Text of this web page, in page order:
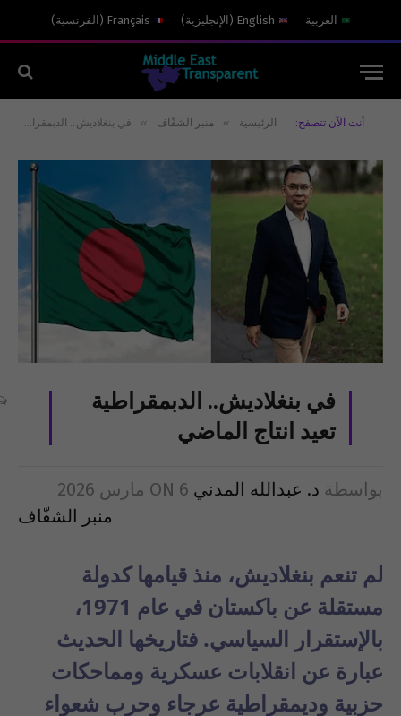
العربية English
( الإنجليزية)
Français
( الفرنسية)
أنت الآن تتصفح: الرئيسية » منبر الشفّاف » في بنغلاديش.. الدبمقراطية تعيد انتاج الماضي
في بنغلاديش.. الدبمقراطية
تعيد انتاج الماضي
بواسطة د. عبدالله المدني ON 6 مارس 2026
منبر الشفّاف
لم تنعم بنغلاديش، منذ قيامها كدولة
مستقلة عن باكستان في عام 1971،
بالإستقرار السياسي. فتاريخها الحديث
عبارة عن انقلابات عسكرية ومماحكات
حزبية وديمقراطية عرجاء وحرب شعواء